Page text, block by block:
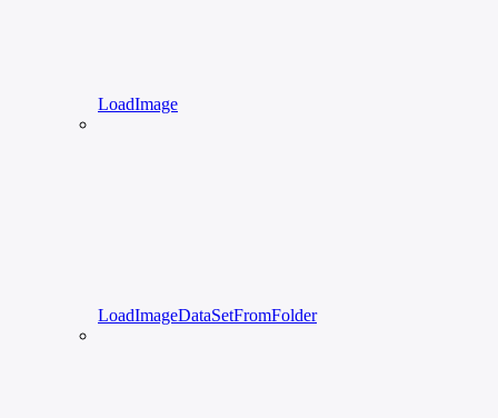
LoadImage
LoadImageDataSetFromFolder